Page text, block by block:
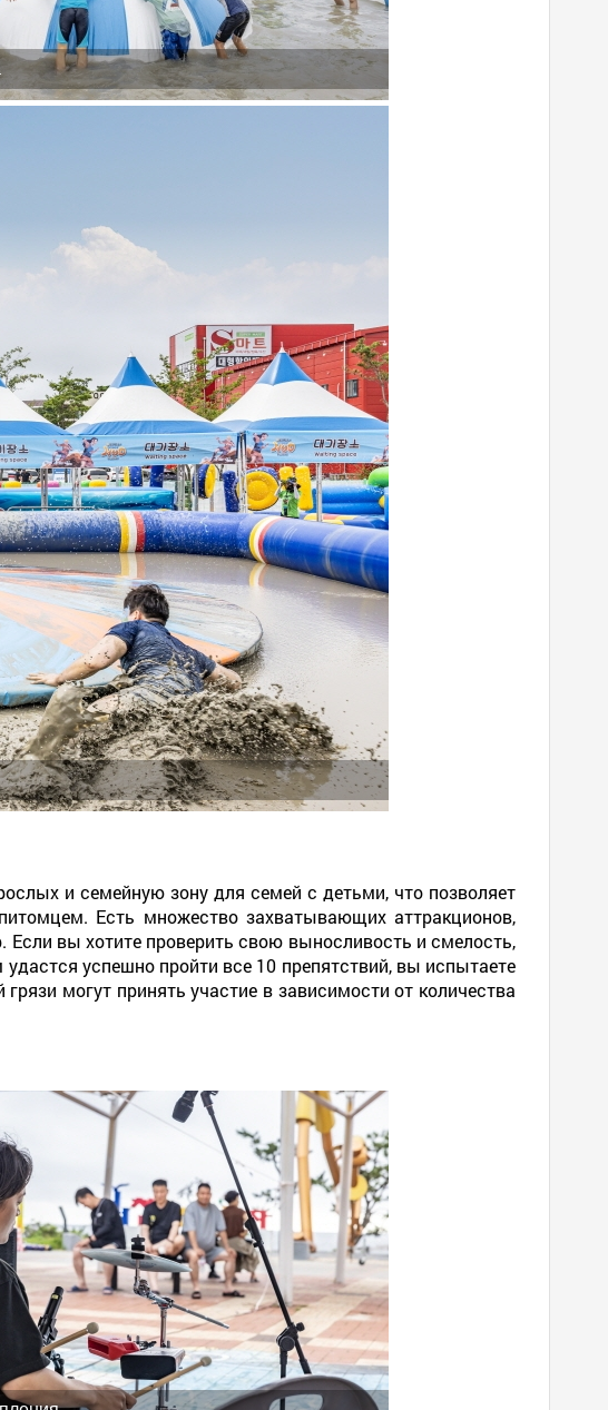
и семейную зону для семей с детьми, что позволяет
Есть множество захватывающих аттракционов,
Если вы хотите проверить свою выносливость и смелость,
успешно пройти все 10 препятствий, вы испытаете
могут принять участие в зависимости от количества